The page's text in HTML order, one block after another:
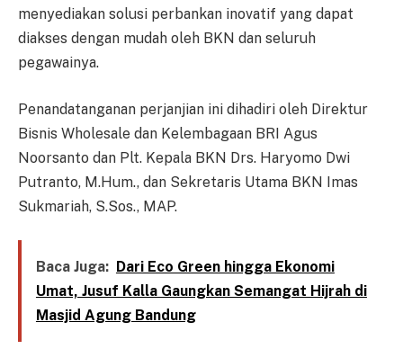
menyediakan solusi perbankan inovatif yang dapat
diakses dengan mudah oleh BKN dan seluruh
pegawainya.
Penandatanganan perjanjian ini dihadiri oleh Direktur
Bisnis Wholesale dan Kelembagaan BRI Agus
Noorsanto dan Plt. Kepala BKN Drs. Haryomo Dwi
Putranto, M.Hum., dan Sekretaris Utama BKN Imas
Sukmariah, S.Sos., MAP.
Baca Juga: Dari Eco Green hingga Ekonomi
Umat, Jusuf Kalla Gaungkan Semangat Hijrah di
Masjid Agung Bandung